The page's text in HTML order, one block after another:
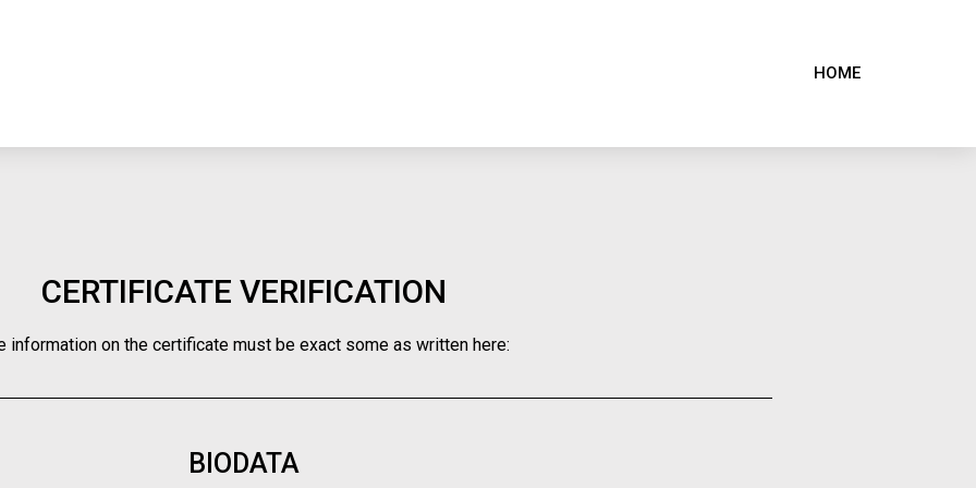
HOME
CERTIFICATE VERIFICATION
information on the certificate must be exact some as written here:
BIODATA